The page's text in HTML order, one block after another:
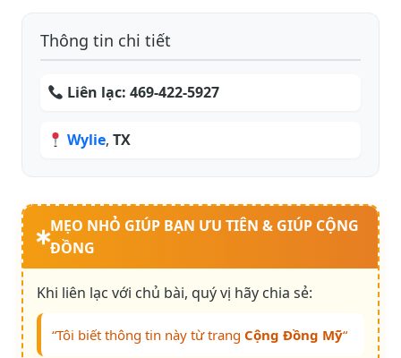
Thông tin chi tiết
Liên lạc:469-422-5927
Wylie,TX
MẸO NHỎ GIÚP BẠN ƯU TIÊN & GIÚP CỘNG
ĐỒNG
Khi liên lạc với chủ bài, quý vị hãy chia sẻ:
“Tôi biết thông tin này từ trang Cộng Đồng Mỹ“